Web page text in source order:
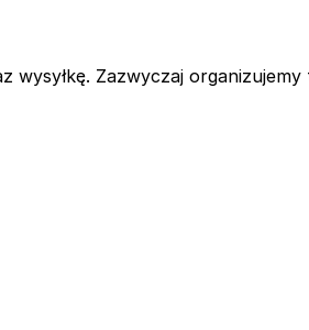
wysyłkę. Zazwyczaj